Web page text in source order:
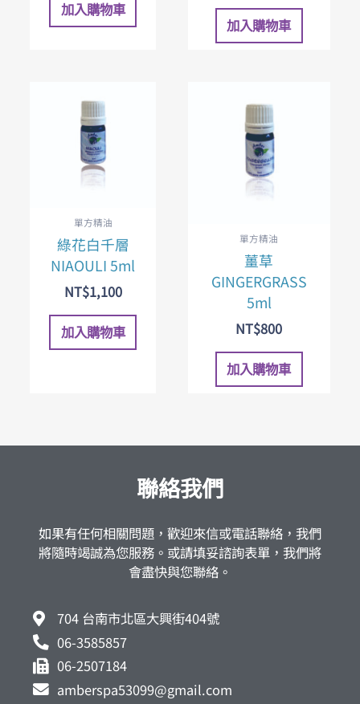
加入購物車
加入購物車
單方精油
綠花白千層
NIAOULI 5ml
NT$1,100
加入購物車
單方精油
薑草
GINGERGRASS
5ml
NT$800
加入購物車
聯絡我們
如果有任何相關問題，歡迎來信或電話聯絡，我們
將隨時竭誠為您服務。或請填妥諮詢表單，我們將
會盡快與您聯絡。
704 台南市北區大興街404號
06-3585857
06-2507184
amberspa53099@gmail.com